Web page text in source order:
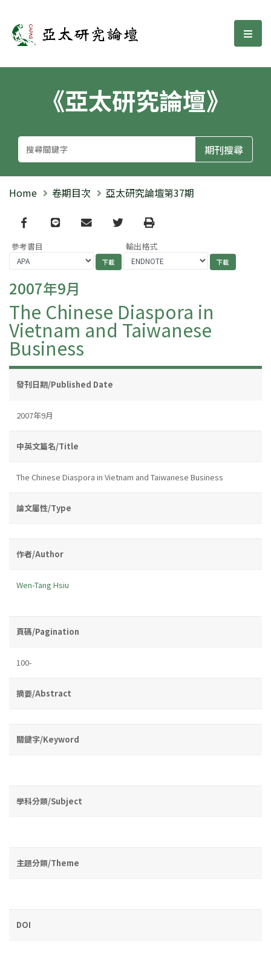
亞太研究論壇 選
《亞太研究論壇》
Home 卷期目次 亞太研究論壇第37期
Facebook
line email TwitterPrint
參考書目 輸出格式
2007年9月
The Chinese Diaspora in
Vietnam and Taiwanese
Business
發刊日期/Published Date
2007年9月
中英文篇名/Title
The Chinese Diaspora in Vietnam and Taiwanese Business
論文屬性/Type
作者/Author
Wen-Tang Hsiu
頁碼/Pagination
100-
摘要/Abstract
關鍵字/Keyword
學科分類/Subject
主題分類/Theme
DOI